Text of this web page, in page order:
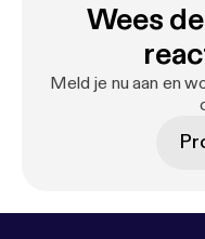
Wees
Meld je nu aan en